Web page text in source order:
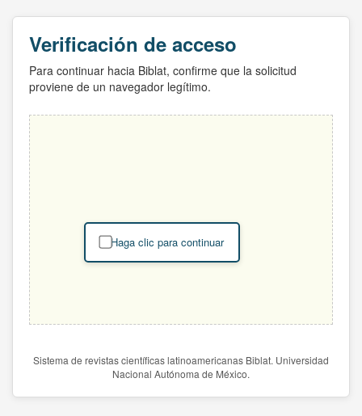
Verificación de acceso
Para continuar hacia Biblat, confirme que la solicitud
proviene de un navegador legítimo.
Haga clic para continuar
Sistema de revistas científicas latinoamericanas Biblat. Universidad
Nacional Autónoma de México.